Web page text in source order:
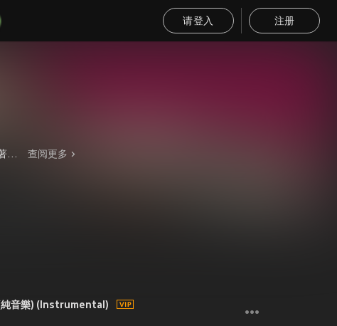
请登入 注册
黎爱莲（英语：Irene Ryder，1949年出生），为香港1960年代至70年代的著名欧西流行曲女歌手，中英混血儿。曾发表作品《Kowloon，Hong Kong》等。 查阅更多
純音樂) (Instrumental)